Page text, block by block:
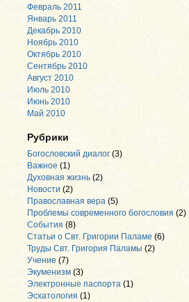
Февраль 2011
Январь 2011
Декабрь 2010
Ноябрь 2010
Октябрь 2010
Сентябрь 2010
Август 2010
Июль 2010
Июнь 2010
Май 2010
Рубрики
Богословский диалог (3)
Важное (1)
Духовная жизнь (2)
Новости (2)
Православная вера (5)
Проблемы современного богословия (2)
События (8)
Статьи о Свт. Григории Паламе (6)
Труды Свт. Григория Паламы (2)
Учение (7)
Экуменизм (3)
Электронные паспорта (1)
Эсхатология (1)